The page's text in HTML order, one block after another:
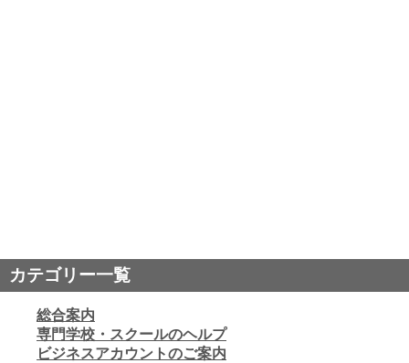
カテゴリー一覧
総合案内
専門学校・スクールのヘルプ
ビジネスアカウントのご案内